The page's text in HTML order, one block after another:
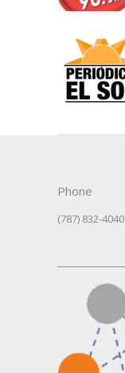
Phone
(787) 832-